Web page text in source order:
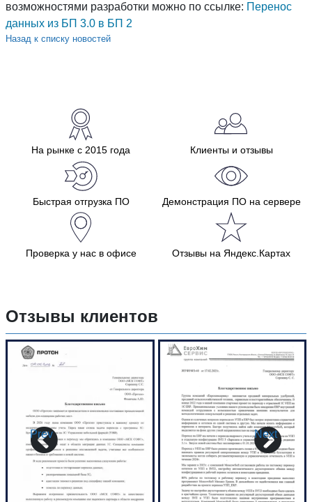
возможностями разработки можно по ссылке: Перенос
данных из БП 3.0 в БП 2
Назад к списку новостей
На рынке с 2015 года Клиенты и отзывы
Быстрая отгрузка ПО Демонстрация ПО на сервере
Проверка у нас в офисе Отзывы на Яндекс.Картах
Отзывы клиентов
Prev Next